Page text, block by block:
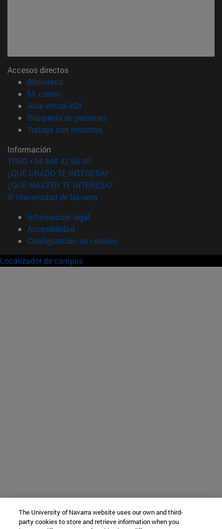
Accesos directos
Biblioteca
Mi correo(abre en nueva ventana)
Aula virtual ADI
Búsqueda de personas(abre en nueva ventana)
Trabaja con nosotros(abre en nueva ventana)
Información
TFNO +34 948 42 56 00
¿QUÉ GRADO TE INTERESA?
¿QUÉ MÁSTER TE INTERESA?
© Universidad de Navarra
Información legal
Accesibilidad
Configuración de cookies
Localizador de campus
The University of Navarra website uses our own and third-
party cookies to store and retrieve information when you